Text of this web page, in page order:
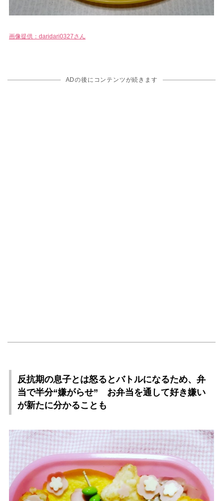
画像提供：daridari0327さん
ADの後にコンテンツが続きます
反抗期の息子とは怒るとバトルになるため、弁
当で半分“嫌がらせ” お弁当を通して好き嫌い
が新たに分かることも